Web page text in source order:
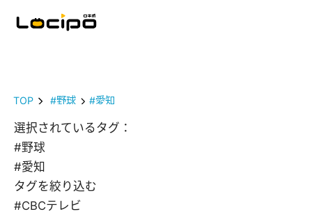
TOP #野球 #愛知
選択されているタグ：
#野球
#愛知
タグを絞り込む
#CBCテレビ